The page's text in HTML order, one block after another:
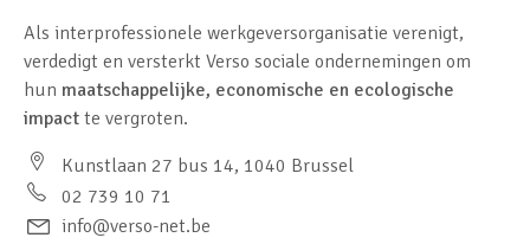
Als interprofessionele werkgeversorganisatie verenigt,
verdedigt en versterkt Verso sociale ondernemingen om
hun maatschappelijke, economische en ecologische
impact te vergroten.
Kunstlaan 27 bus 14, 1040 Brussel
02 739 10 71
info@verso-net.be